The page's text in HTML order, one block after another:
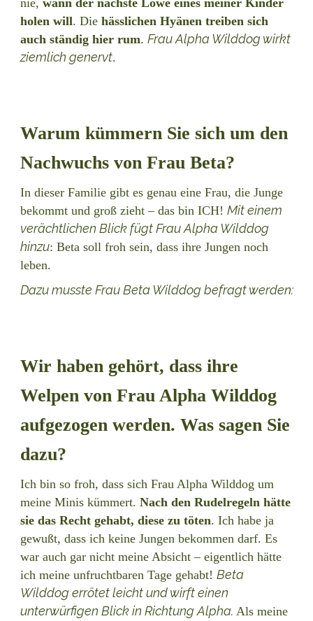
holen will. Die hässlichen Hyänen treiben sich
auch ständig hier rum. Frau Alpha Wilddog wirkt
ziemlich genervt.
Warum kümmern Sie sich um den
Nachwuchs von Frau Beta?
In dieser Familie gibt es genau eine Frau, die Junge
bekommt und groß zieht – das bin ICH! Mit einem
verächtlichen Blick fügt Frau Alpha Wilddog
hinzu: Beta soll froh sein, dass ihre Jungen noch
leben.
Dazu musste Frau Beta Wilddog befragt werden:
Wir haben gehört, dass ihre
Welpen von Frau Alpha Wilddog
aufgezogen werden. Was sagen Sie
dazu?
Ich bin so froh, dass sich Frau Alpha Wilddog um
meine Minis kümmert. Nach den Rudelregeln hätte
sie das Recht gehabt, diese zu töten. Ich habe ja
gewußt, dass ich keine Jungen bekommen darf. Es
war auch gar nicht meine Absicht – eigentlich hätte
ich meine unfruchtbaren Tage gehabt! Beta
Wilddog errötet leicht und wirft einen
unterwürfigen Blick in Richtung Alpha. Als meine